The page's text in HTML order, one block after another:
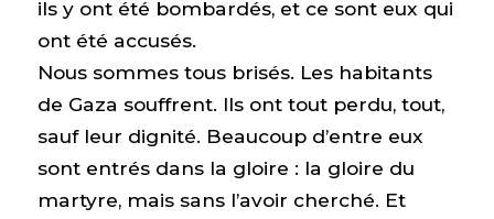
ils y ont été bombardés, et ce sont eux qui
ont été accusés.
Nous sommes tous brisés. Les habitants
de Gaza souffrent. Ils ont tout perdu, tout,
sauf leur dignité. Beaucoup d’entre eux
sont entrés dans la gloire : la gloire du
martyre, mais sans l’avoir cherché. Et